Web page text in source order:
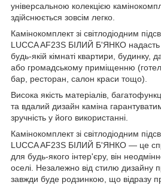
універсальною колекцією
здійснюється зовсім легко.
Камінокомплект зі світлодіодним
LUCCA AF23S БІЛИЙ Б'ЯНКО надасть
будь-якій кімнаті квартири, будинку,
або громадському приміщенню
бар, ресторан, салон краси тощо).
Висока якість матеріалів,
та вдалий дизайн каміна
зручність у його використанні.
Камінокомплект зі світлодіодним
LUCCA AF23S БІЛИЙ Б'ЯНКО — це
для будь-якого інтер'єру, він
оселі. Незалежно від стилю дизайну
завжди буде родзинкою, що відразу